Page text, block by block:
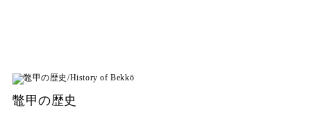
鼈甲の歴史